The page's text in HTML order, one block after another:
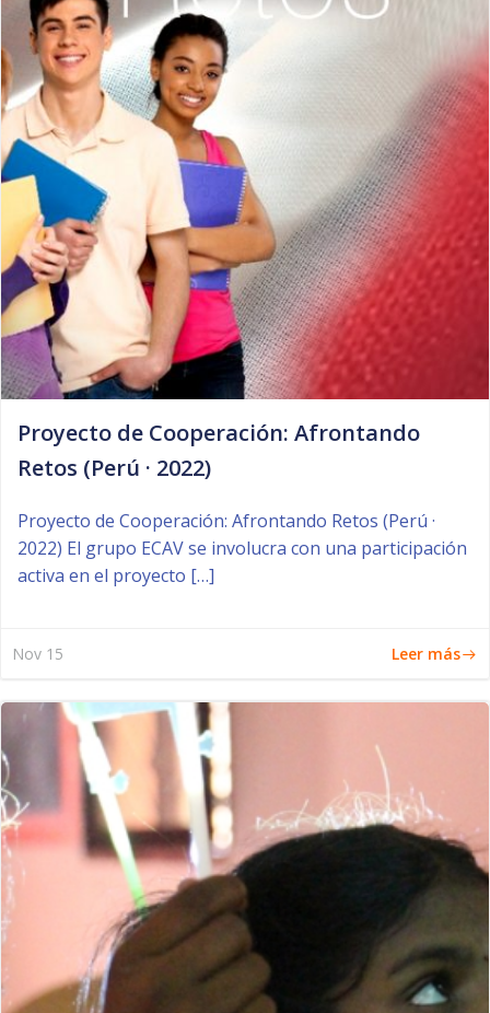
Proyecto de Cooperación: Afrontando
Retos (Perú · 2022)
Proyecto de Cooperación: Afrontando Retos (Perú ·
2022) El grupo ECAV se involucra con una participación
activa en el proyecto […]
Nov 15 Leer más